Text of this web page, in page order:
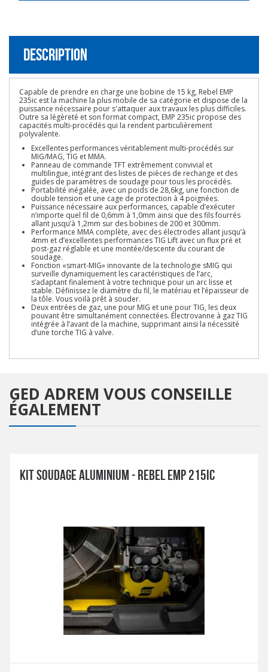
Description
Capable de prendre en charge une bobine de 15 kg, Rebel EMP
235ic est la machine la plus mobile de sa catégorie et dispose de la
puissance nécessaire pour s'attaquer aux travaux les plus difficiles.
Outre sa légèreté et son format compact, EMP 235ic propose des
capacités multi-procédés qui la rendent particulièrement
polyvalente.
Excellentes performances véritablement multi-procédés sur
MIG/MAG, TIG et MMA.
Panneau de commande TFT extrêmement convivial et
multilingue, intégrant des listes de pièces de rechange et des
guides de paramètres de soudage pour tous les procédés.
Portabilité inégalée, avec un poids de 28,6kg, une fonction de
double tension et une cage de protection à 4 poignées.
Puissance nécessaire aux performances, capable d’exécuter
n’importe quel fil de 0,6mm à 1,0mm ainsi que des fils fourrés
allant jusqu’à 1,2mm sur des bobines de 200 et 300mm.
Performance MMA complète, avec des électrodes allant jusqu’à
4mm et d’excellentes performances TIG Lift avec un flux pré et
post-gaz réglable et une montée/descente du courant de
soudage.
Fonction «smart-MIG» innovante de la technologie sMIG qui
surveille dynamiquement les caractéristiques de l’arc,
s’adaptant finalement à votre technique pour un arc lisse et
stable. Définissez le diamètre du fil, le matériau et l’épaisseur de
la tôle. Vous voilà prêt à souder.
Deux entrées de gaz, une pour MIG et une pour TIG, les deux
pouvant être simultanément connectées. Électrovanne à gaz TIG
intégrée à l’avant de la machine, supprimant ainsi la nécessité
d’une torche TIG à valve.
GED ADREM VOUS CONSEILLE
ÉGALEMENT
KIT SOUDAGE ALUMINIUM - REBEL EMP 215IC